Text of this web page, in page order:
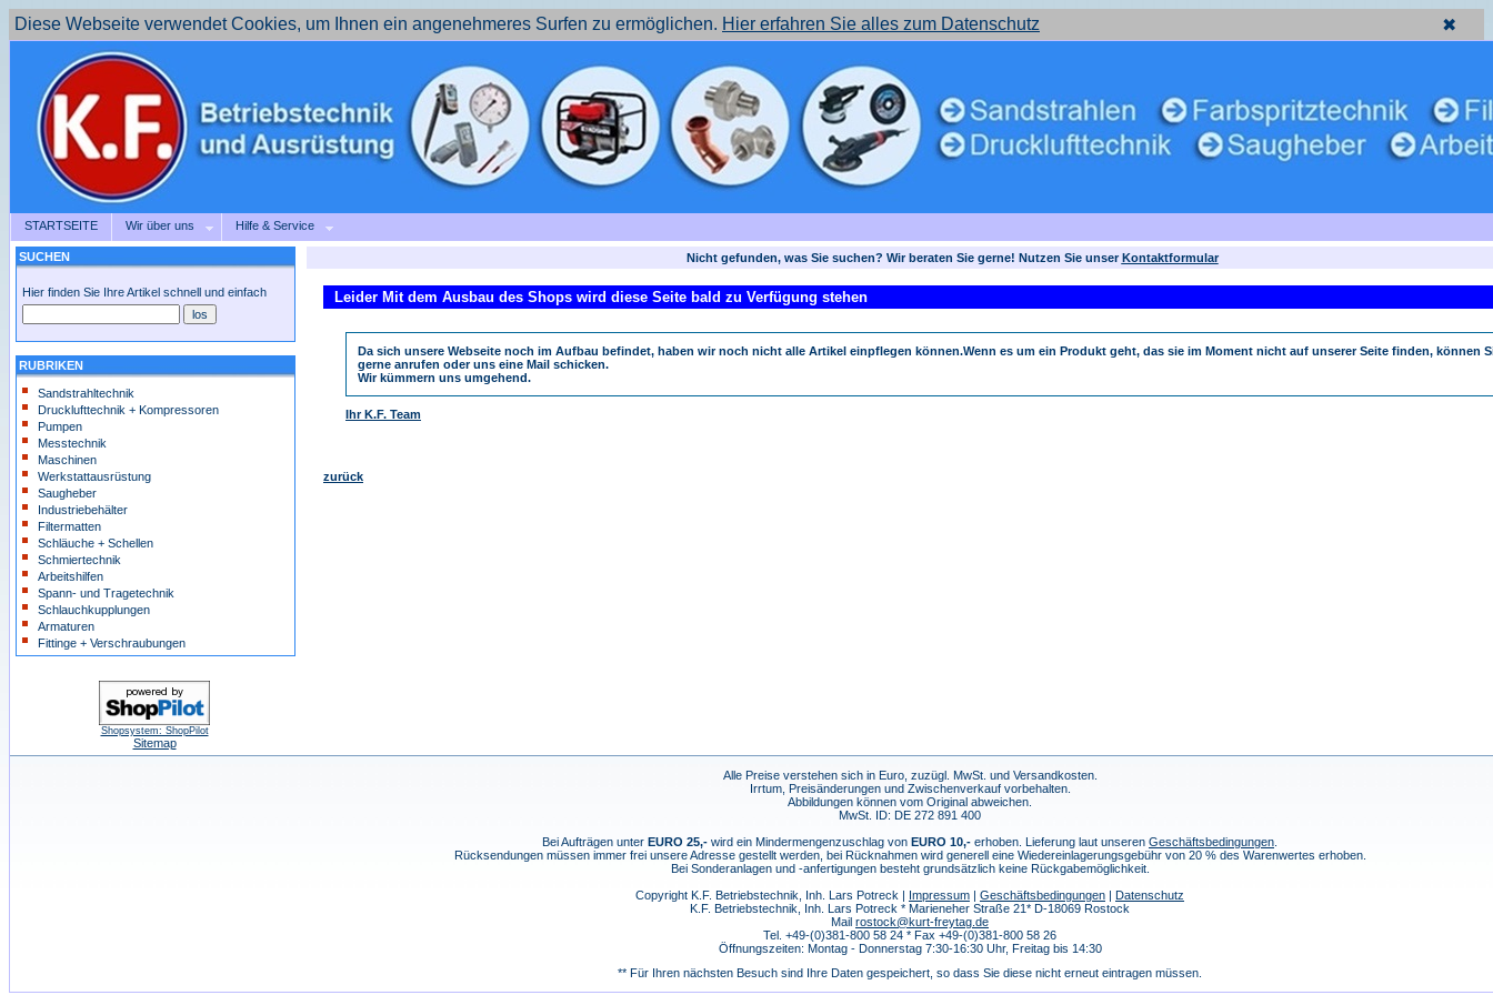
Diese Webseite verwendet Cookies, um Ihnen ein angenehmeres Surfen zu ermöglichen. Hier erfahren Sie alles zum Datenschutz ✖
STARTSEITE Wir über uns Hilfe & Service
SUCHEN
Hier finden Sie Ihre Artikel schnell und einfach
RUBRIKEN
Sandstrahltechnik
Drucklufttechnik + Kompressoren
Pumpen
Messtechnik
Maschinen
Werkstattausrüstung
Saugheber
Industriebehälter
Filtermatten
Schläuche + Schellen
Schmiertechnik
Arbeitshilfen
Spann- und Tragetechnik
Schlauchkupplungen
Armaturen
Fittinge + Verschraubungen
Shopsystem: ShopPilot
Sitemap
Nicht gefunden, was Sie suchen? Wir beraten Sie gerne! Nutzen Sie unserKontaktformular
Leider Mit dem Ausbau des Shops wird diese Seite bald zu Verfügung stehen
Da sich unsere Webseite noch im Aufbau befindet, haben wir noch nicht alle Artikel einpflegen können.Wenn es um ein Produkt geht, das sie im Moment nicht auf unserer Seite finden, können
gerne anrufen oder uns eine Mail schicken.
Wir kümmern uns umgehend.
Ihr K.F. Team
zurück
Alle Preise verstehen sich in Euro, zuzügl. MwSt. und Versandkosten.
Irrtum, Preisänderungen und Zwischenverkauf vorbehalten.
Abbildungen können vom Original abweichen.
MwSt. ID: DE 272 891 400
Bei Aufträgen unter EURO 25,- wird ein Mindermengenzuschlag von EURO 10,- erhoben. Lieferung laut unseren Geschäftsbedingungen
Rücksendungen müssen immer frei unsere Adresse gestellt werden, bei Rücknahmen wird generell eine Wiedereinlagerungsgebühr von 20 % des Warenwertes erhoben.
Bei Sonderanlagen und -anfertigungen besteht grundsätzlich keine Rückgabemöglichkeit.
Copyright K.F. Betriebstechnik, Inh. Lars Potreck | Impressum | Geschäftsbedingungen | Datenschutz
K.F. Betriebstechnik, Inh. Lars Potreck * Marieneher Straße 21* D-18069 Rostock
Mail rostock@kurt-freytag.de
Tel. +49-(0)381-800 58 24 * Fax +49-(0)381-800 58 26
Öffnungszeiten: Montag - Donnerstag 7:30-16:30 Uhr, Freitag bis 14:30
** Für Ihren nächsten Besuch sind Ihre Daten gespeichert, so dass Sie diese nicht erneut eintragen müssen.